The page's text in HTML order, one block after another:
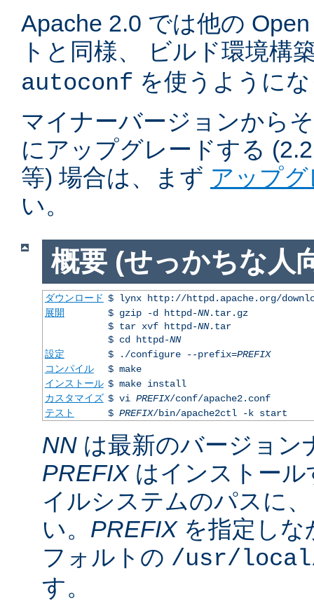
Apache 2.0 では他の
トと同様、 ビルド環境構
autoconf を使うように
マイナーバージョンから
にアップグレードする
等) 場合は、まず アップ
い。
概要 (せっかちな人
ダウンロード $ lynx http://httpd.apache.org/
展開
$ gzip -d httpd-NN.tar.gz
$ tar xvf httpd-NN.tar
$ cd httpd-NN
設定
$ ./configure --prefix=PREFIX
コンパイル
$ make
インストール $ make install
カスタマイズ $ vi PREFIX/conf/apache2.conf
テスト
$ PREFIX/bin/apache2ctl -k start
NN は最新のバージョン
PREFIXはインストール
イルシステムのパスに
い。 PREFIXを指定しな
フォルトの /usr/local/
す。